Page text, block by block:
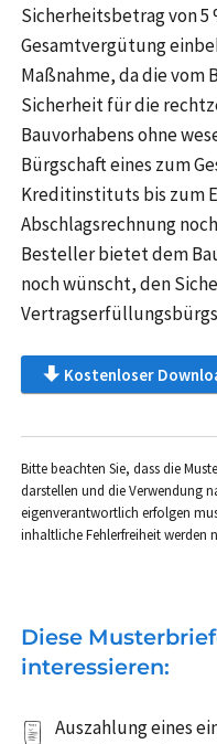
Sicherheitsbetrag von
Gesamtvergütung
Maßnahme, da die vom
Sicherheit für die
Bauvorhabens ohne
Bürgschaft eines zum
Kreditinstituts bis zum
Abschlagsrechnung
Besteller bietet dem
noch wünscht, den
Kostenloser
Bitte beachten Sie, dass die
darstellen und die Verwendung
eigenverantwortlich erfolgen
inhaltliche Fehlerfreiheit werden
Diese
interessieren:
Auszahlung eines